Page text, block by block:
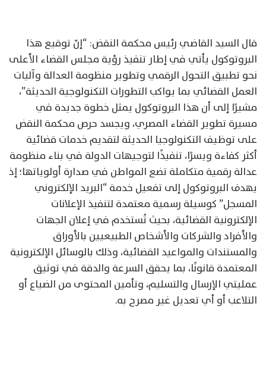
قال السيد القاضي رئيس محكمة النقض: “إنّ توقيع هذا
البروتوكول يأتي في إطار تنفيذ رؤية مجلس القضاء الأعلى
نحو تطبيق التحول الرقمي وتطوير منظومة العدالة وآليات
العمل القضائي بما يواكب التطورات التكنولوجية الحديثة”،
مشيرًا إلى أن هذا البروتوكول يمثل خطوة جديدة في
مسيرة تطوير القضاء المصري، ويجسد حرص محكمة النقض
على توظيف التكنولوجيا الحديثة لتقديم خدمات قضائية
أكثر كفاءة ويسرًا، تنفيذًا لتوجيهات الدولة في بناء منظومة
عدالة رقمية متكاملة تضع المواطن في صدارة أولوياتها؛ إذ
يهدف البروتوكول إلى تفعيل خدمة “البريد الإلكتروني
المسجل” كوسيلة رسمية معتمدة لتنفيذ الإعلانات
الإلكترونية القضائية، بحيث تُستخدم في إعلان الجهات
والأفراد والشركات والأشخاص الطبيعيين بالأوراق
والمستندات والمواعيد القضائية، وذلك بالوسائل الإلكترونية
المعتمدة قانونًا، بما يحقق السرعة والدقة في توثيق
عمليتي الإرسال والتسليم، وتأمين المحتوى من الضياع أو
التلاعب أو أي تعديل غير مصرح به.